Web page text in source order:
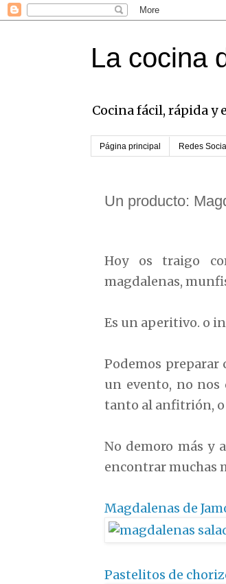
La cocina
Cocina fácil, rápida y
Página principal Redes
Un producto:
Hoy os traigo
magdalenas,
Es un aperitivo. o
Podemos
un evento, no nos
tanto al anfitrión, o
No demoro más y
encontrar muchas
Magdalenas de
Pastelitos de